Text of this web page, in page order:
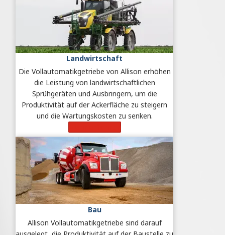
Landwirtschaft
Die Vollautomatikgetriebe von Allison erhöhen
die Leistung von landwirtschaftlichen
Sprühgeräten und Ausbringern, um die
Produktivität auf der Ackerfläche zu steigern
und die Wartungskosten zu senken.
Bau
Allison Vollautomatikgetriebe sind darauf